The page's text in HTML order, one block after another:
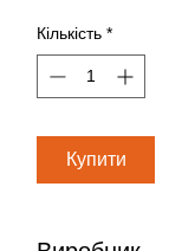
Кількість *
Купити